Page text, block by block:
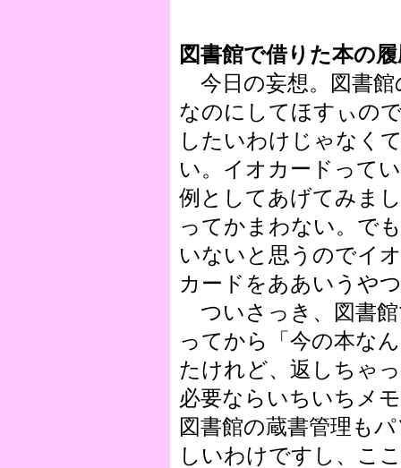
図書館で借りた本の
今日の妄想。図書
なのにしてほすぃの
したいわけじゃなく
い。イオカードって
例としてあげてみま
ってかまわない。で
いないと思うのでイ
カードをああいうや
ついさっき、図書
ってから「今の本な
たけれど、返しちゃ
必要ならいちいちメ
図書館の蔵書管理も
しいわけですし、こ